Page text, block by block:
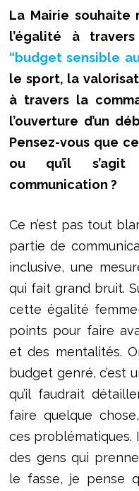
La Mairie
l’égalité à
“budget sensible
le sport, la
à travers la
l’ouverture d’un
Pensez-vous que
ou qu’il s’agit
communication ?
Ce n’est pas tout
partie de
inclusive, une
qui fait grand bruit.
cette égalité
points pour faire
et des mentalités.
budget genré, c’est
qu’il faudrait
faire quelque
ces problématiques.
des gens qui
le fasse, je pense